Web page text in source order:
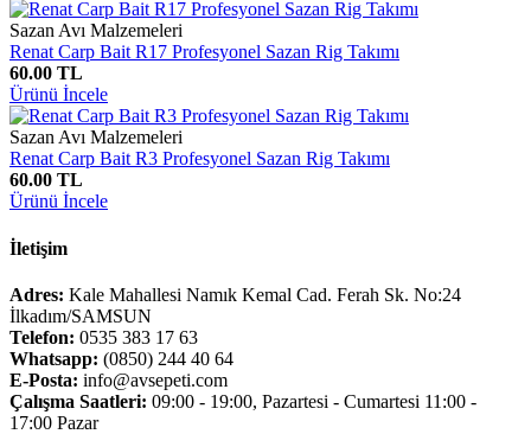
Sazan Avı Malzemeleri
Renat Carp Bait R17 Profesyonel Sazan Rig Takımı
60.00 TL
Ürünü İncele
Sazan Avı Malzemeleri
Renat Carp Bait R3 Profesyonel Sazan Rig Takımı
60.00 TL
Ürünü İncele
İletişim
Adres: Kale Mahallesi Namık Kemal Cad. Ferah Sk. No:24
İlkadım/SAMSUN
Telefon: 0535 383 17 63
Whatsapp: (0850) 244 40 64
E-Posta: info@avsepeti.com
Çalışma Saatleri: 09:00 - 19:00, Pazartesi - Cumartesi 11:00 -
17:00 Pazar